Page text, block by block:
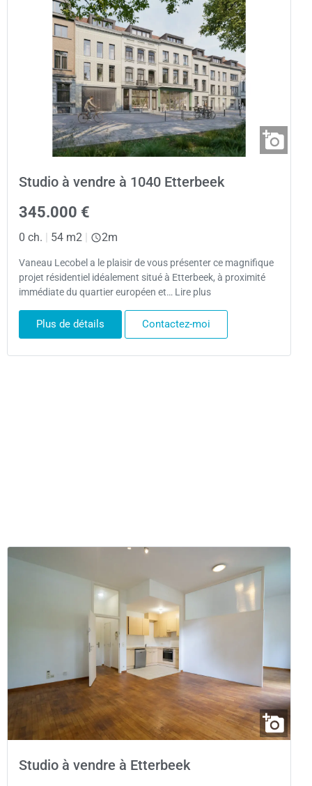
Studio à vendre à 1040 Etterbeek
345.000 €
0 ch. | 54 m2 | 2m
Vaneau Lecobel a le plaisir de vous présenter ce magnifique
projet résidentiel idéalement situé à Etterbeek, à proximité
immédiate du quartier européen et… Lire plus
Plus de détails Contactez-moi
Studio à vendre à Etterbeek